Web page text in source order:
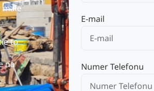
to
na
E-mail
Numer Telefonu